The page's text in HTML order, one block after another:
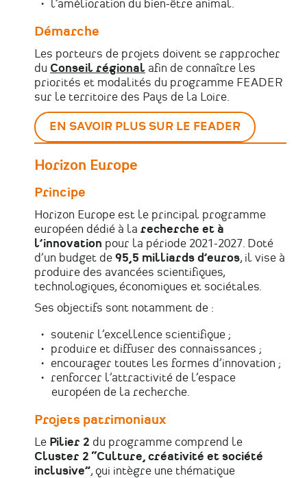
l’amélioration du bien-être animal.
Démarche
Les porteurs de projets doivent se rapprocher
du Conseil régional afin de connaître les
priorités et modalités du programme FEADER
sur le territoire des Pays de la Loire.
EN SAVOIR PLUS SUR LE FEADER
Horizon Europe
Principe
Horizon Europe est le principal programme
européen dédié à la recherche et à
l’innovation pour la période 2021-2027. Doté
d’un budget de 95,5 milliards d’euros, il vise à
produire des avancées scientifiques,
technologiques, économiques et sociétales.
Ses objectifs sont notamment de :
soutenir l’excellence scientifique ;
produire et diffuser des connaissances ;
encourager toutes les formes d’innovation ;
renforcer l’attractivité de l’espace
européen de la recherche.
Projets patrimoniaux
Le Pilier 2 du programme comprend le
Cluster 2 “Culture, créativité et société
inclusive”, qui intègre une thématique